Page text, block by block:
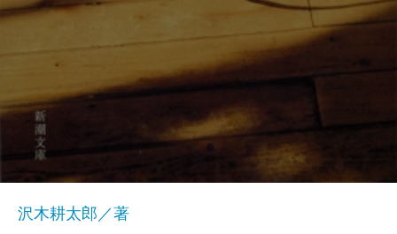
沢木耕太郎／著